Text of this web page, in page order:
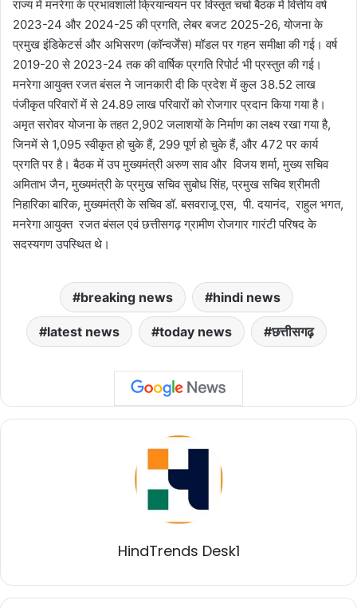
राज्य में मनरेगा के प्रभावशाली क्रियान्वयन पर विस्तृत चर्चा बैठक में वित्तीय वर्ष
2023-24 और 2024-25 की प्रगति, लेबर बजट 2025-26, योजना के
प्रमुख इंडिकेटर्स और अभिसरण (कॉन्वर्जेंस) मॉडल पर गहन समीक्षा की गई। वर्ष
2019-20 से 2023-24 तक की वार्षिक प्रगति रिपोर्ट भी प्रस्तुत की गई।
मनरेगा आयुक्त रजत बंसल ने जानकारी दी कि प्रदेश में कुल 38.52 लाख
पंजीकृत परिवारों में से 24.89 लाख परिवारों को रोजगार प्रदान किया गया है।
अमृत सरोवर योजना के तहत 2,902 जलाशयों के निर्माण का लक्ष्य रखा गया है,
जिनमें से 1,095 स्वीकृत हो चुके हैं, 299 पूर्ण हो चुके हैं, और 472 पर कार्य
प्रगति पर है। बैठक में उप मुख्यमंत्री अरुण साव और विजय शर्मा, मुख्य सचिव
अमिताभ जैन, मुख्यमंत्री के प्रमुख सचिव सुबोध सिंह, प्रमुख सचिव श्रीमती
निहारिका बारिक, मुख्यमंत्री के सचिव डॉ. बसवराजू एस, पी. दयानंद, राहुल भगत,
मनरेगा आयुक्त रजत बंसल एवं छत्तीसगढ़ ग्रामीण रोजगार गारंटी परिषद के
सदस्यगण उपस्थित थे।
breaking news hindi news
latest news today news छत्तीसगढ़
HindTrends Desk1